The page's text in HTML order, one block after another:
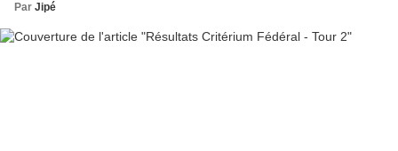
Par Jipé